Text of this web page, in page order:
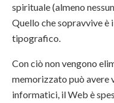
spirituale (almeno
Quello che sopravvive
tipografico.
Con ciò non vengono
memorizzato può avere
informatici, il Web è